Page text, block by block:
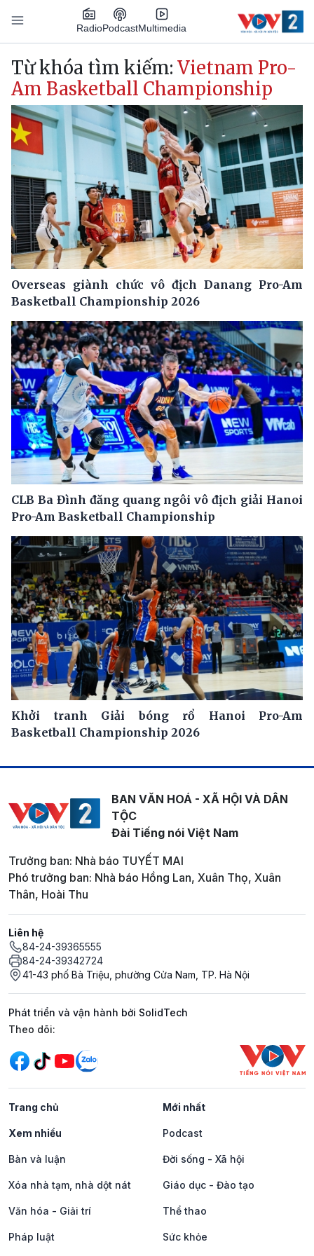
Nhảy đến nội dung
RadioPodcastMultimedia
Main navigation
Từ khóa tìm kiếm: Vietnam Pro-
Am Basketball Championship
Overseas giành chức vô địch Danang Pro-Am
Basketball Championship 2026
CLB Ba Đình đăng quang ngôi vô địch giải Hanoi
Pro-Am Basketball Championship
Khởi tranh Giải bóng rổ Hanoi Pro-Am
Basketball Championship 2026
BAN VĂN HOÁ - XÃ HỘI VÀ DÂN
TỘC
Đài Tiếng nói Việt Nam
Trưởng ban: Nhà báo TUYẾT MAI
Phó trưởng ban: Nhà báo Hồng Lan, Xuân Thọ, Xuân
Thân, Hoài Thu
Liên hệ
84-24-39365555
84-24-39342724
41-43 phố Bà Triệu, phường Cửa Nam, TP. Hà Nội
Phát triển và vận hành bởi SolidTech
Mạng xã hội
Theo dõi:
Trang chủ Mới nhất
Xem nhiều Podcast
Bàn và luận Đời sống - Xã hội
Xóa nhà tạm, nhà dột nát Giáo dục - Đào tạo
Văn hóa - Giải trí Thể thao
Pháp luật Sức khỏe